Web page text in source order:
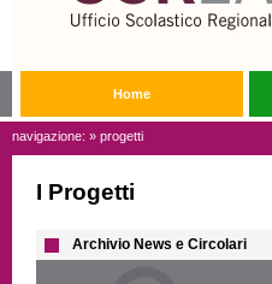
Home
navigazione: » progetti
I Progetti
Archivio News e Circolari